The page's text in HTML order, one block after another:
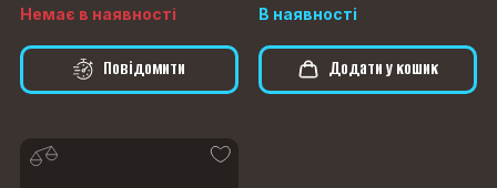
Немає в наявності
Повідомити
В наявності
Додати у кошик